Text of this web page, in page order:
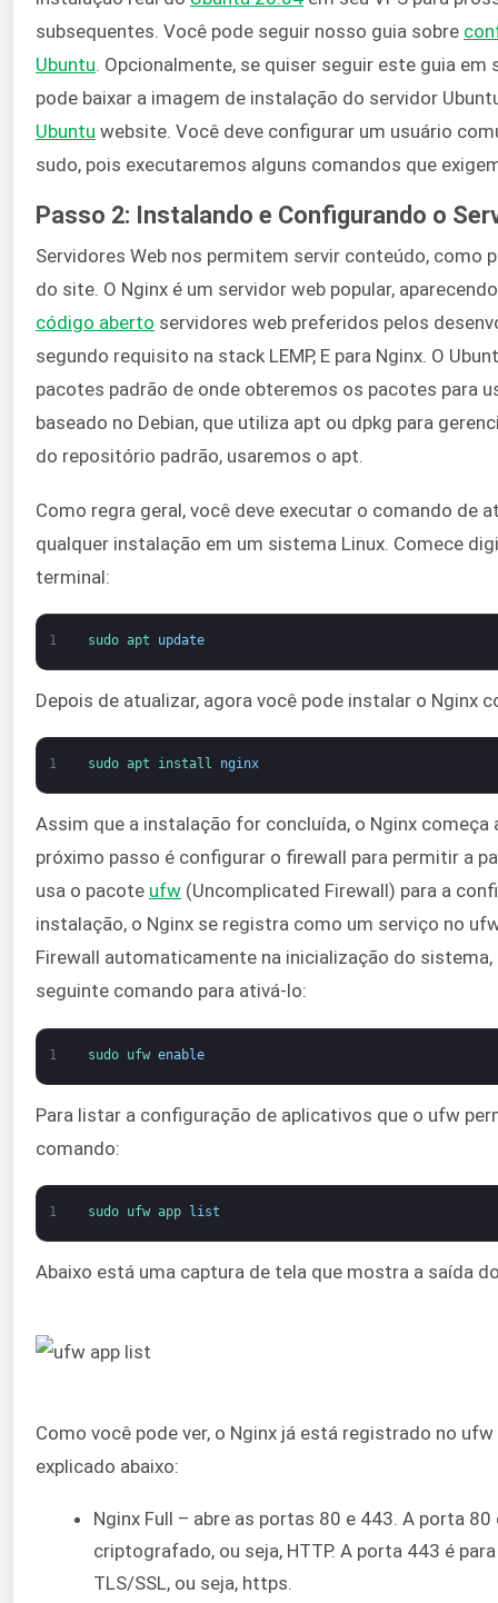
subsequentes. Você pode seguir nosso guia sobre
Ubuntu . Opcionalmente, se quiser seguir este guia
pode baixar a imagem de instalação do servidor
Ubuntu website. Você deve configurar um usuário
sudo, pois executaremos alguns comandos que
Passo 2: Instalando e Configurando o
Servidores Web nos permitem servir conteúdo, como
do site. O Nginx é um servidor web popular,
código aberto servidores web preferidos pelos
segundo requisito na stack LEMP, E para Nginx. O
pacotes padrão de onde obteremos os pacotes para
baseado no Debian, que utiliza apt ou dpkg para
do repositório padrão, usaremos o apt.
Como regra geral, você deve executar o comando de
qualquer instalação em um sistema Linux. Comece
terminal:
1 sudo apt update
Depois de atualizar, agora você pode instalar o Nginx
1 sudo apt install nginx
Assim que a instalação for concluída, o Nginx
próximo passo é configurar o firewall para permitir a
usa o pacote ufw (Uncomplicated Firewall) para a
instalação, o Nginx se registra como um serviço no
Firewall automaticamente na inicialização do
seguinte comando para ativá-lo:
1 sudo ufw enable
Para listar a configuração de aplicativos que o ufw
comando:
1 sudo ufw app list
Abaixo está uma captura de tela que mostra a saída
Como você pode ver, o Nginx já está registrado no
explicado abaixo:
Nginx Full – abre as portas 80 e 443. A porta
criptografado, ou seja, HTTP. A porta 443 é
TLS/SSL, ou seja, https.